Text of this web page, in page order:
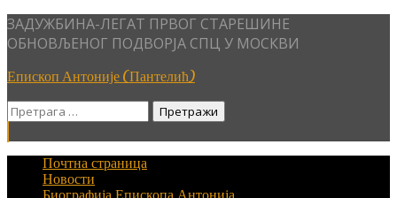
Skip
to
ЗАДУЖБИНА-ЛЕГАТ ПРВОГ СТАРЕШИНЕ
ОБНОВЉЕНОГ ПОДВОРЈА СПЦ У МОСКВИ
Епископ Антоније (Пантелић)
Претрага
Почтна страница
Новости